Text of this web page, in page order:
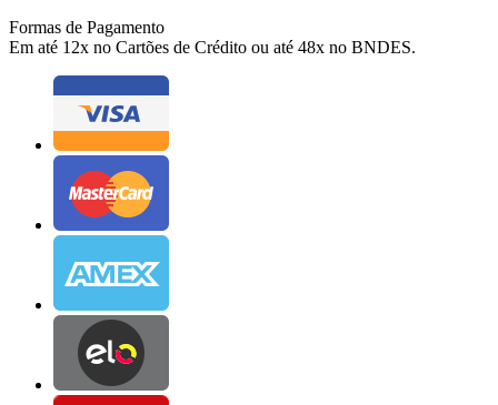
Formas de Pagamento
Em até 12x no Cartões de Crédito ou até 48x no BNDES.